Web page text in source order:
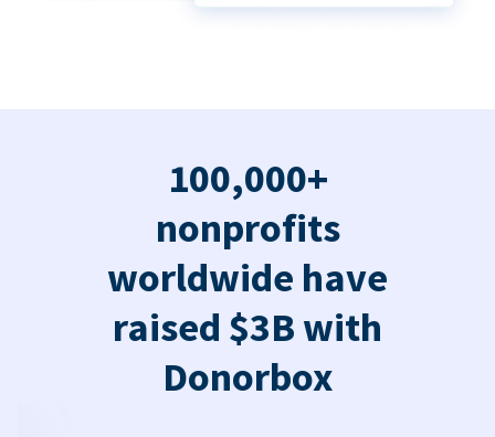
100,000+
nonprofits
worldwide have
raised $3B with
Donorbox